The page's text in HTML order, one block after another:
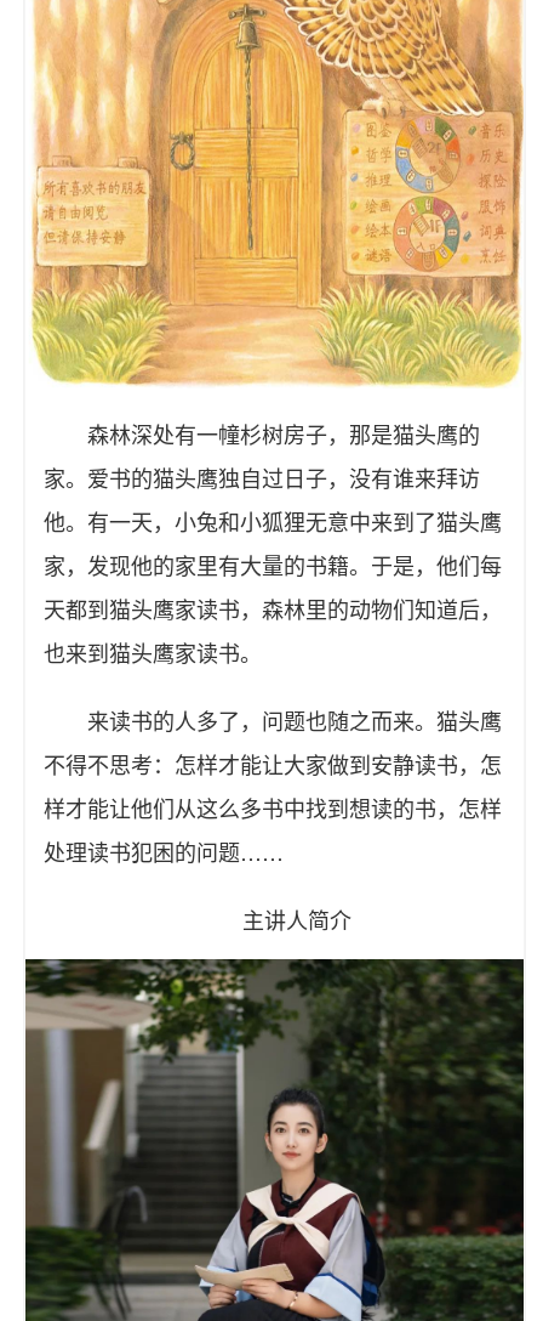
森林深处有一幢杉树房子，那是猫头鹰的
家。爱书的猫头鹰独自过日子，没有谁来拜访
他。有一天，小兔和小狐狸无意中来到了猫头鹰
家，发现他的家里有大量的书籍。于是，他们每
天都到猫头鹰家读书，森林里的动物们知道后，
也来到猫头鹰家读书。
来读书的人多了，问题也随之而来。猫头鹰
不得不思考：怎样才能让大家做到安静读书，怎
样才能让他们从这么多书中找到想读的书，怎样
处理读书犯困的问题……
主讲人简介